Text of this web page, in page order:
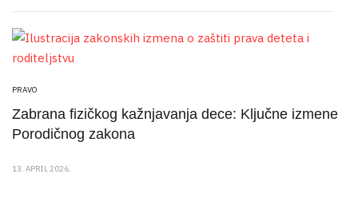
PRAVO
Zabrana fizičkog kažnjavanja dece: Ključne izmene
Porodičnog zakona
13. APRIL 2026.